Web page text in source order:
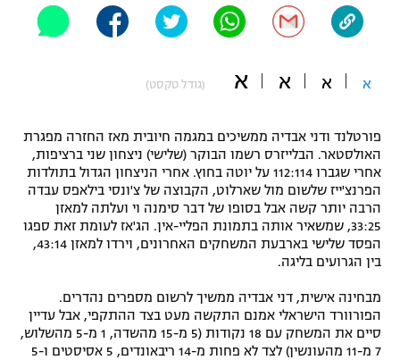
"מחצית בשכונה" – פודקאסט
משתתפים וזוכים בפרסים
תקנון משתתפים וזוכים בפרסים
תקנון עבור פעילות אלקטרה
תקנון עבור פעילות ספורט 1 – "מרלן"
טניס
גיימינג E-Sports
תנאי שימוש
מדיניות פרטיות
אופניים
ספורט מוטורי
פוטבול אמריקאי NFL
בייסבול MLB
ספורט אתגרי ואקסטרים
אומנויות לחימה
גיימינג E-Sports
א א א א (גודל טקסט)
פורטלנד ודני אבדיה ממשיכים במגמה חיובית מאז החזרה מפגרת
האולסטאר. הבלייזרס רשמו הבוקר (שלישי) ניצחון שני ברציפות,
אחרי שגברו 112:114 על יוטה בחוץ. אחרי הניצחון הגדול בתולדות
הפרנצ'ייז שלשום מול שארלוט, הקבוצה של צ'ונסי בילאפס עבדה
הרבה יותר קשה אבל בסופו של דבר סימנה וי ועלתה למאזן
33:25, שמשאיר אותה בתמונת הפליי-אין. הג'אז לעומת זאת ספגו
הפסד שלישי בארבעת המשחקים האחרונים, וירדו למאזן 43:14,
בין הגרועים בליגה.
מבחינה אישית, דני אבדיה ממשיך לרשום מספרים נהדרים.
הפורוורד הישראלי אמנם התקשה מעט בצד ההתקפי, אבל עדיין
סיים את המשחק עם 18 נקודות (5 מ-15 מהשדה, 1 מ-5 מהשלוש,
7 מ-11 מהעונשין) לצד לא פחות מ-14 ריבאונדים, 5 אסיסטים ו-5